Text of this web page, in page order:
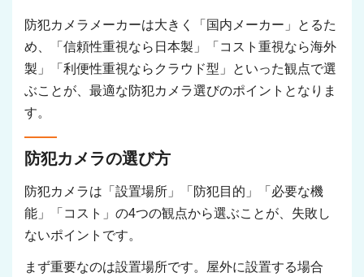
防犯カメラメーカーは大きく「国内メーカー」とるた
め、「信頼性重視なら日本製」「コスト重視なら海外
製」「利便性重視ならクラウド型」といった観点で選
ぶことが、最適な防犯カメラ選びのポイントとなりま
す。
防犯カメラの選び方
防犯カメラは「設置場所」「防犯目的」「必要な機
能」「コスト」の4つの観点から選ぶことが、失敗し
ないポイントです。
まず重要なのは設置場所です。屋外に設置する場合